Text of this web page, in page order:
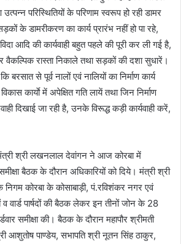
परिस्थितियों के परिणाम स्वरूप हो रही डामर
के डामरीकरण का कार्य प्रारंभ नहीं हो पा रहे,
आदि की कार्यवाही बहुत पहले की पूरी कर ली गई है,
वैकल्पिक रास्ता निकाले तथा सड़कों की दशा सुधारें।
बरसात से पूर्व नालों एवं नालियों का निर्माण कार्य
कार्याे में अपेक्षित गति लायें तथा जिन निर्माण
दिखाई जा रही है, उनके विरूद्ध कड़ी कार्यवाही करें,
श्री लखनलाल देवांगन ने आज कोरबा में
बैठक के दौरान अधिकारियों को दिये। मंत्री श्री
कोरबा के कोसाबाड़ी, पं.रविशंकर नगर एवं
वार्ड पार्षदों की बैठक लेकर इन तीनों जोन के 28
समीक्षा की। बैठक के दौरान महापौर श्रीमती
आशुतोष पाण्डेय, सभापति श्री नूतन सिंह ठाकुर,